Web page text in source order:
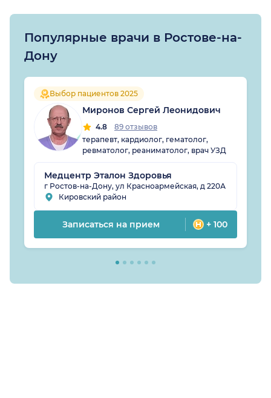
Популярные врачи в Ростове-на-
Дону
Выбор пациентов 2025
Миронов Сергей Леонидович
4.8
89 отзывов
терапевт, кардиолог, гематолог,
ревматолог, реаниматолог, врач УЗД
Медцентр Эталон Здоровья
г Ростов-на-Дону, ул Красноармейская, д 220А
Кировский район
Записаться на прием + 100